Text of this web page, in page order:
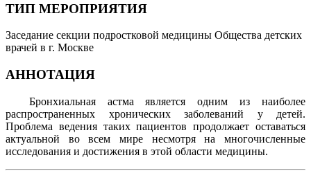
ТИП МЕРОПРИЯТИЯ
Заседание секции подростковой медицины Общества детских
врачей в г. Москве
АННОТАЦИЯ
Бронхиальная астма является одним из наиболее
распространенных хронических заболеваний у детей.
Проблема ведения таких пациентов продолжает оставаться
актуальной во всем мире несмотря на многочисленные
исследования и достижения в этой области медицины.